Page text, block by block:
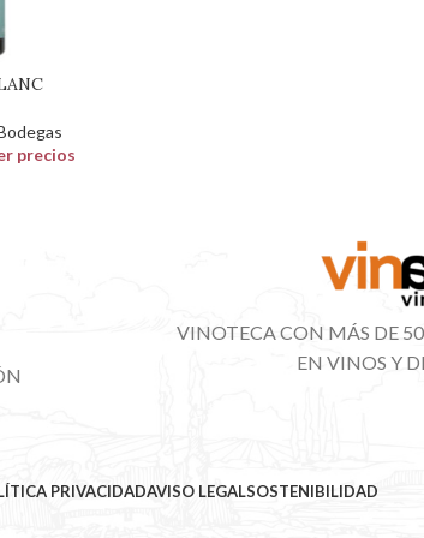
precios
VINOTECA CON MÁS DE
EN VINOS Y
PRIVACIDADAVISO LEGALSOSTENIBILIDAD